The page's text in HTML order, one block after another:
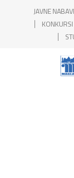
JAVNE
KONKURSI